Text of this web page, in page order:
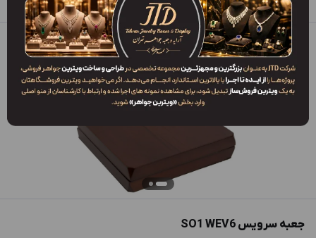
آرایه و جعبه جواهر تهران / فهرست محصولات / جعبه سرویس SO1 WEV6
جعبه سرویس SO1 WEV6